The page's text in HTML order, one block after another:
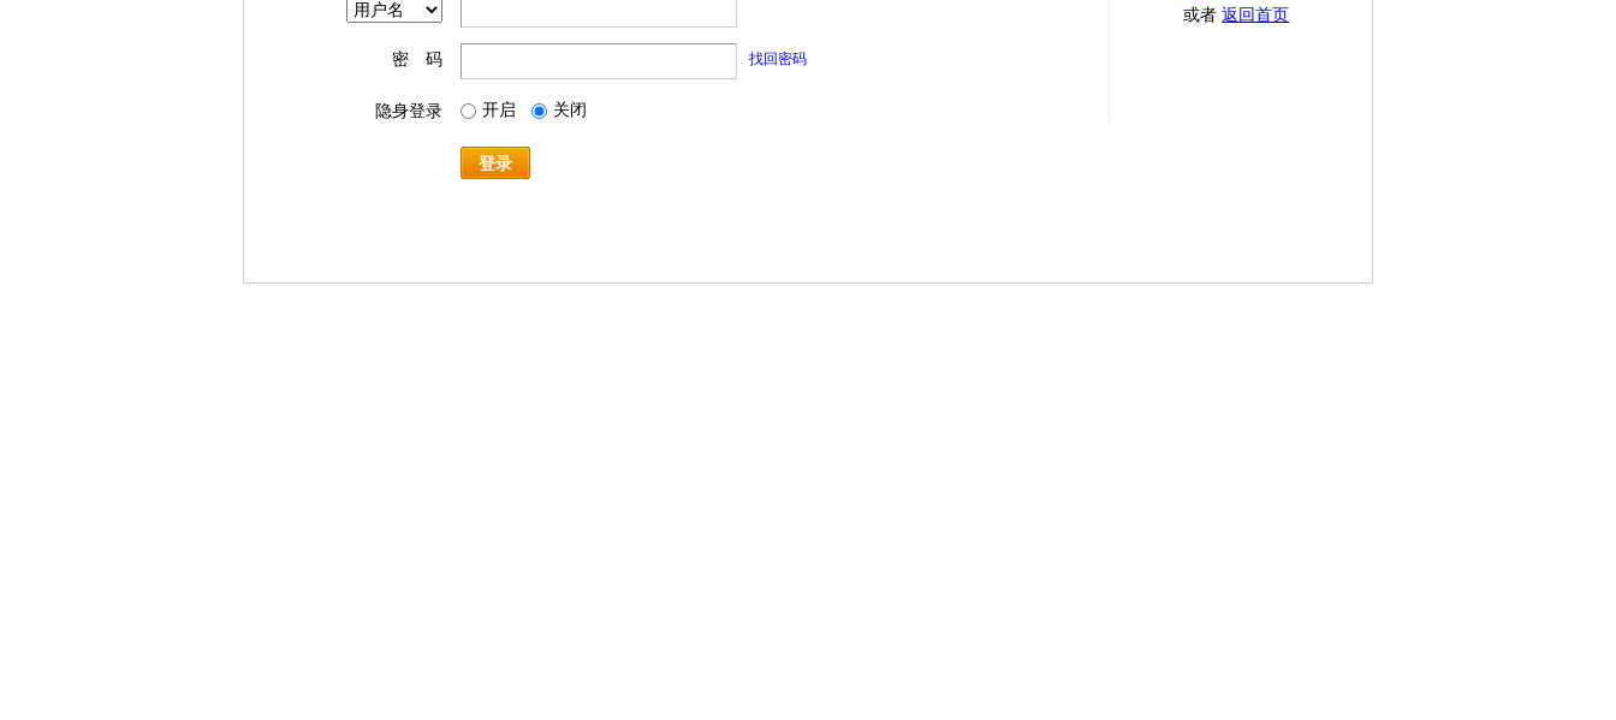
密 码 找回密码
隐身登录 开启 关闭
登录
或者返回首页